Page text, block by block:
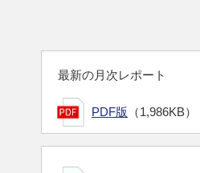
最新の月次レポート
PDF版 （1,986KB）